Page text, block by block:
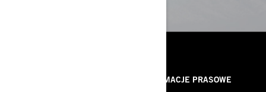
INFORMACJE PRASOWE